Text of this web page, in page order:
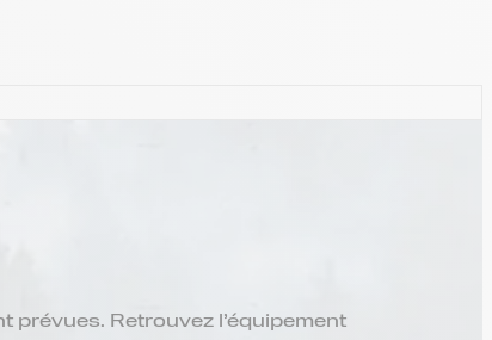
vos Options
prévues. Retrouvez l’équipement